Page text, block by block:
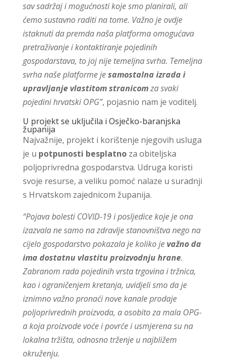
sav sadržaj i mogućnosti koje smo planirali, ali
ćemo sustavno raditi na tome. Važno je ovdje
istaknuti da premda naša platforma omogućava
pretraživanje i kontaktiranje pojedinih
gospodarstava, to joj nije temeljna svrha. Temeljna
svrha naše platforme jesamostalna izrada i
upravljanje vlastitom stranicomza svaki
pojedini hrvatski OPG”, pojasnio nam je voditelj.
U projekt se uključila i Osječko-baranjska
županija
Najvažnije, projekt i korištenje njegovih usluga
je u potpunosti besplatnoza obiteljska
poljoprivredna gospodarstva. Udruga koristi
svoje resurse, a veliku pomoć nalaze u suradnji
s Hrvatskom zajednicom županija.
“Pojava bolesti COVID-19 i posljedice koje je ona
izazvala ne samo na zdravlje stanovništva nego na
cijelo gospodarstvo pokazala je koliko je važno da
ima dostatnu vlastitu proizvodnju hrane.
Zabranom rada pojedinih vrsta trgovina i tržnica,
kao i ograničenjem kretanja, uvidjeli smo da je
iznimno važno pronaći nove kanale prodaje
poljoprivrednih proizvoda, a osobito za mala OPG-
a koja proizvode voće i povrće i usmjerena su na
lokalna tržišta, odnosno trženje u najbližem
okruženju.